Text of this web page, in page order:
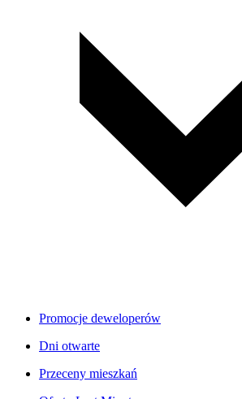
Promocje deweloperów
Dni otwarte
Przeceny mieszkań